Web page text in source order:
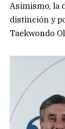
Asimismo, la
distinción y
Taekwondo